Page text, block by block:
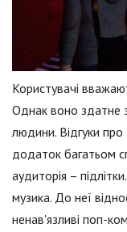
Користувачі
Однак воно здатне
людини. Відгуки
додаток багатьом
аудиторія –
музика. До неї
ненав'язливі поп-